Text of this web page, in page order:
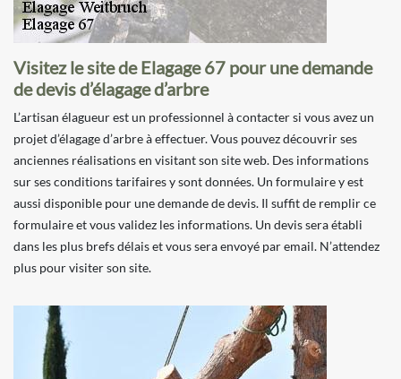
Visitez le site de Elagage 67 pour une demande
de devis d’élagage d’arbre
L’artisan élagueur est un professionnel à contacter si vous avez un
projet d’élagage d’arbre à effectuer. Vous pouvez découvrir ses
anciennes réalisations en visitant son site web. Des informations
sur ses conditions tarifaires y sont données. Un formulaire y est
aussi disponible pour une demande de devis. Il suffit de remplir ce
formulaire et vous validez les informations. Un devis sera établi
dans les plus brefs délais et vous sera envoyé par email. N’attendez
plus pour visiter son site.